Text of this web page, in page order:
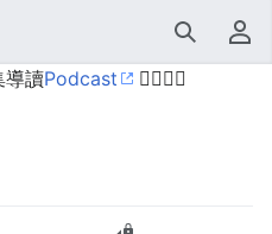
搜尋
使用者選單
導讀Podcast 🙋‍♂️🙋‍♀️